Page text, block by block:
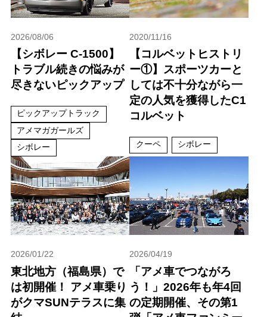
2026/08/06
【シボレー C-1500】
トラブル続きの悩みが
尽きないピックアップ
ピックアップトラック
アメマガガールズ
シボレー
2020/11/16
【コルベットヒストリ
ー①】スポーツカーと
しては不十分ながら一
定の人気を獲得したC1
コルベット
クーペ シボレー
2026/01/22
東北地方（福島県）で
は初開催！ アメ車乗り
がクマSUNテラスに集
2026/04/19
「アメ車でつながろ
う！」2026年も年4回
の定期開催、その第1